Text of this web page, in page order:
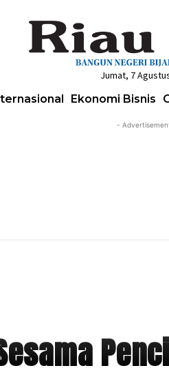
Jumat, 7
Ekonomi Bisnis
-